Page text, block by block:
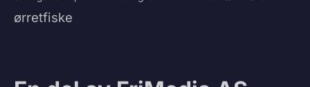
ørretfiske